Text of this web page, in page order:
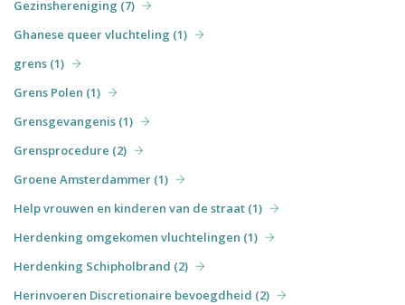
Gezinshereniging (7)
Ghanese queer vluchteling (1)
grens (1)
Grens Polen (1)
Grensgevangenis (1)
Grensprocedure (2)
Groene Amsterdammer (1)
Help vrouwen en kinderen van de straat (1)
Herdenking omgekomen vluchtelingen (1)
Herdenking Schipholbrand (2)
Herinvoeren Discretionaire bevoegdheid (2)